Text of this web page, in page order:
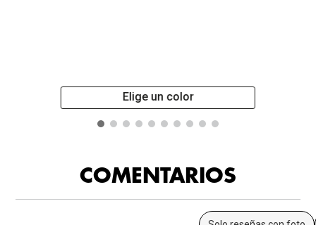
Elige un color
COMENTARIOS